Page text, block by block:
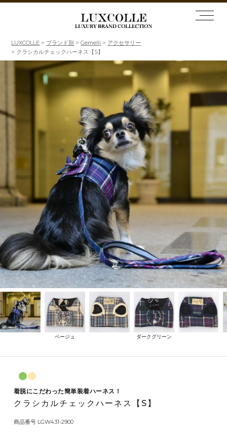
LUXCOLLE ブランド別 Gemelli
アクセサリー
クラシカルチェックハーネス【S】
ベージュ ダークグリーン
着脱にこだわった簡単装着ハーネス！
クラシカルチェックハーネス【S】
商品番号 LGW431-2900